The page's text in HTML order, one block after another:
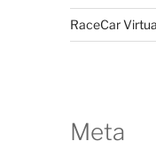
RaceCar
Meta